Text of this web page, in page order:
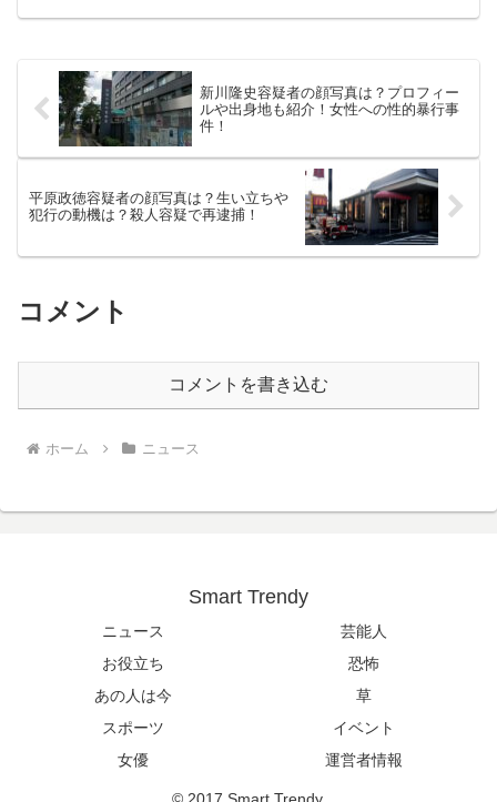
新川隆史容疑者の顔写真は？プロフィー
ルや出身地も紹介！女性への性的暴行事
件！
平原政徳容疑者の顔写真は？生い立ちや
犯行の動機は？殺人容疑で再逮捕！
コメント
コメントを書き込む
ホーム ニュース
Smart Trendy
ニュース
芸能人
お役立ち
恐怖
あの人は今
草
スポーツ
イベント
女優
運営者情報